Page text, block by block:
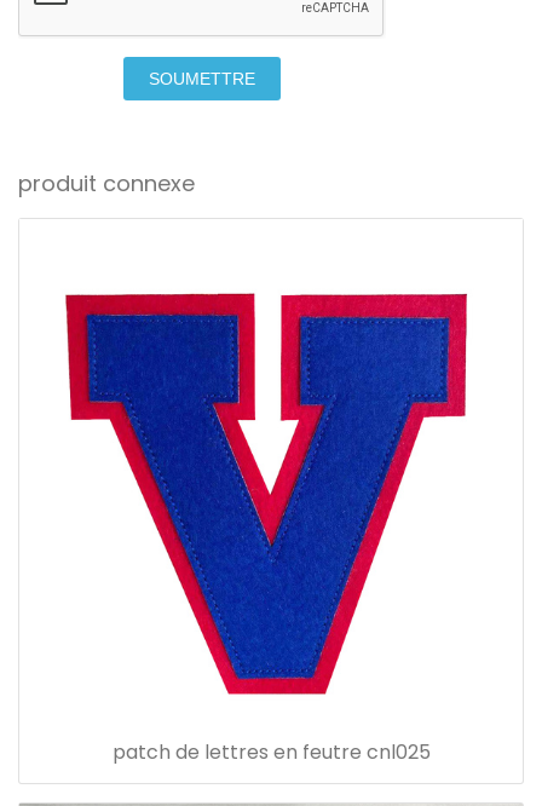
SOUMETTRE
produit connexe
patch de lettres en feutre cnl025